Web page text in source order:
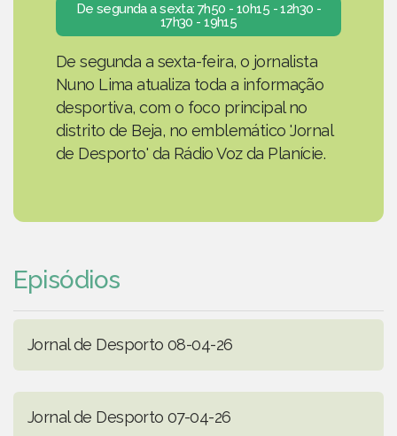
De segunda a sexta: 7h50 - 10h15 - 12h30 -
17h30 - 19h15
De segunda a sexta-feira, o jornalista
Nuno Lima atualiza toda a informação
desportiva, com o foco principal no
distrito de Beja, no emblemático 'Jornal
de Desporto' da Rádio Voz da Planície.
Episódios
Jornal de Desporto 08-04-26
Jornal de Desporto 07-04-26